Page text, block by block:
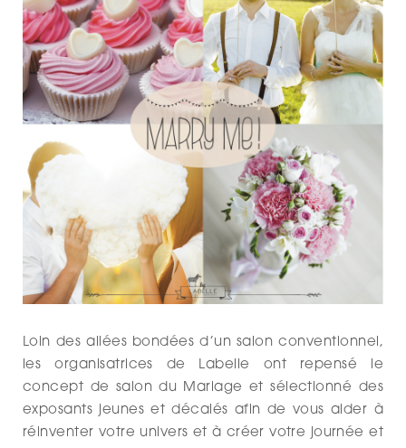
Loin des allées bondées d’un salon conventionnel,
les organisatrices de Labelle ont repensé le
concept de salon du Mariage et sélectionné des
exposants jeunes et décalés afin de vous aider à
réinventer votre univers et à créer votre journée et